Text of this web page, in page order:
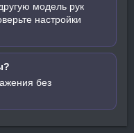
модель рук
настройки
без